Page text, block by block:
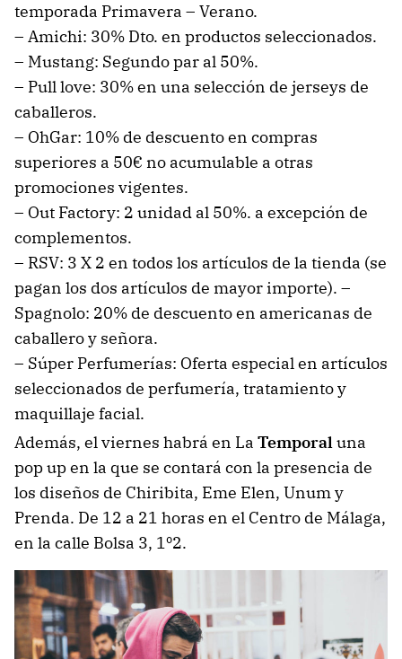
temporada Primavera – Verano.
– Amichi: 30% Dto. en productos seleccionados.
– Mustang: Segundo par al 50%.
– Pull love: 30% en una selección de jerseys de
caballeros.
– OhGar: 10% de descuento en compras
superiores a 50€ no acumulable a otras
promociones vigentes.
– Out Factory: 2 unidad al 50%. a excepción de
complementos.
– RSV: 3 X 2 en todos los artículos de la tienda (se
pagan los dos artículos de mayor importe). –
Spagnolo: 20% de descuento en americanas de
caballero y señora.
– Súper Perfumerías: Oferta especial en artículos
seleccionados de perfumería, tratamiento y
maquillaje facial.
Además, el viernes habrá en La Temporaluna
pop up en la que se contará con la presencia de
los diseños de Chiribita, Eme Elen, Unum y
Prenda. De 12 a 21 horas en el Centro de Málaga,
en la calle Bolsa 3, 1º2.